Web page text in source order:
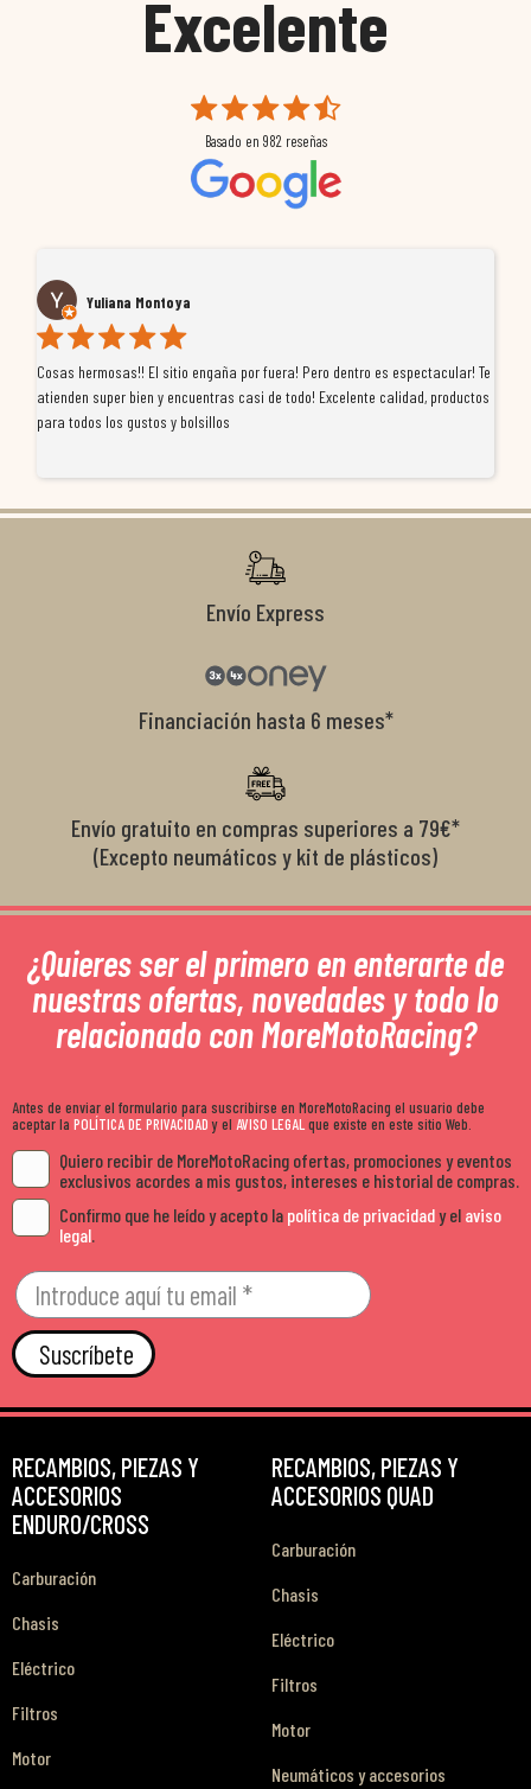
Excelente
Basado en 982 reseñas
Yuliana Montoya
Cosas hermosas!! El sitio engaña por fuera! Pero dentro es espectacular! Te
atienden super bien y encuentras casi de todo! Excelente calidad, productos
para todos los gustos y bolsillos
Envío Express
Financiación hasta 6 meses*
Envío gratuito en compras superiores a 79€*
(Excepto neumáticos y kit de plásticos)
¿Quieres ser el primero en enterarte de
nuestras ofertas, novedades y todo lo
relacionado con MoreMotoRacing?
Antes de enviar el formulario para suscribirse en MoreMotoRacing el usuario debe
aceptar la POLÍTICA DE PRIVACIDADy el AVISO LEGALque existe en este sitio Web.
Quiero recibir de MoreMotoRacing ofertas, promociones y eventos
exclusivos acordes a mis gustos, intereses e historial de compras.
Confirmo que he leído y acepto la política de privacidady el aviso
legal
Suscríbete
RECAMBIOS, PIEZAS Y
ACCESORIOS
ENDURO/CROSS
Carburación
Chasis
Eléctrico
Filtros
Motor
RECAMBIOS, PIEZAS Y
ACCESORIOS QUAD
Carburación
Chasis
Eléctrico
Filtros
Motor
Neumáticos y accesorios